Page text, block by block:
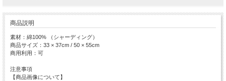
商品説明
素材：綿100% （シャーディング）
商品サイズ：33 × 37cm / 50 × 55cm
商用利用：可
注意事項
【商品画像について】